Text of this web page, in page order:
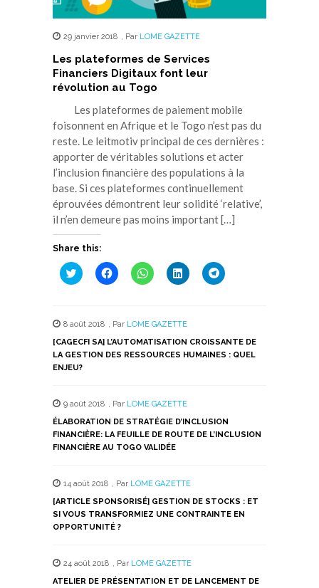
29 janvier 2018 , Par LOME GAZETTE
Les plateformes de Services
Financiers Digitaux font leur
révolution au Togo
Les plateformes de paiement mobile
foisonnent en Afrique et le Togo n’est pas du
reste. Le leitmotiv principal de ces dernières :
apporter de véritables solutions et acter
l’inclusion financière des populations à la
base. Si ces plateformes continuellement
éprouvées démontrent leur solidité ‘relative’,
il n’en demeure pas moins important […]
Share this:
Cliquez
pour
une
nouvelle
fenêtre)
Cliquez
pour
une
nouvelle
fenêtre)
Cliquez
pour
une
nouvelle
fenêtre)
Cliquez
pour
une
nouvelle
fenêtre)
Cliquez
pour
nouvelle
fenêtre)
8 août 2018 , Par LOME GAZETTE
[CAGECFI SA] L’AUTOMATISATION CROISSANTE DE
LA GESTION DES RESSOURCES HUMAINES : QUEL
ENJEU?
9 août 2018 , Par LOME GAZETTE
ÉLABORATION DE STRATÉGIE D’INCLUSION
FINANCIÈRE: LA FEUILLE DE ROUTE DE L’INCLUSION
FINANCIÈRE AU TOGO VALIDÉE
14 août 2018 , Par LOME GAZETTE
[ARTICLE SPONSORISÉ] GESTION DE STOCKS : ET
SI VOUS TRANSFORMIEZ UNE CONTRAINTE EN
OPPORTUNITÉ ?
24 août 2018 , Par LOME GAZETTE
ATELIER DE PRÉSENTATION ET DE LANCEMENT DE